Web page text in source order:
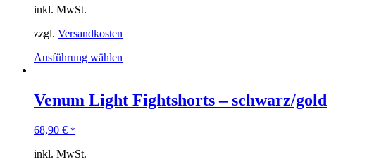
inkl. MwSt.
zzgl. Versandkosten
Ausführung wählen
Venum Light Fightshorts – schwarz/gold
68,90 € *
inkl. MwSt.